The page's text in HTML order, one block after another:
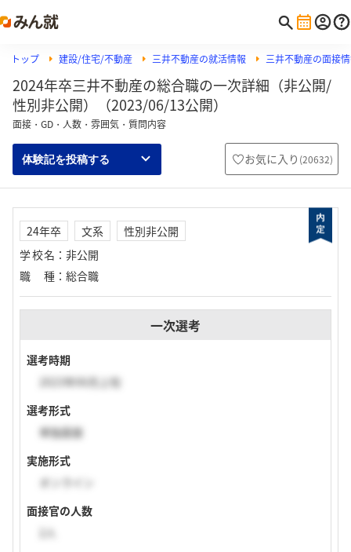
トップ 建設/住宅/不動産 三井不動産の就活情報 三井不動産の面接
2024年卒三井不動産の総合職の一次詳細（非公開/
性別非公開）（2023/06/13公開）
面接・GD・人数・雰囲気・質問内容
体験記を投稿する お気に入り (20632)
24年卒 文系
性別非公開
学校名 ： 非公開
職種 ： 総合職
一次選考
選考時期
2023年06月上旬
選考形式
単独面接
実施形式
オンライン
面接官の人数